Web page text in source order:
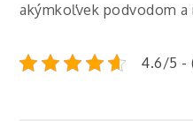
akýmkoľvek podvodom a
4.6/5 -